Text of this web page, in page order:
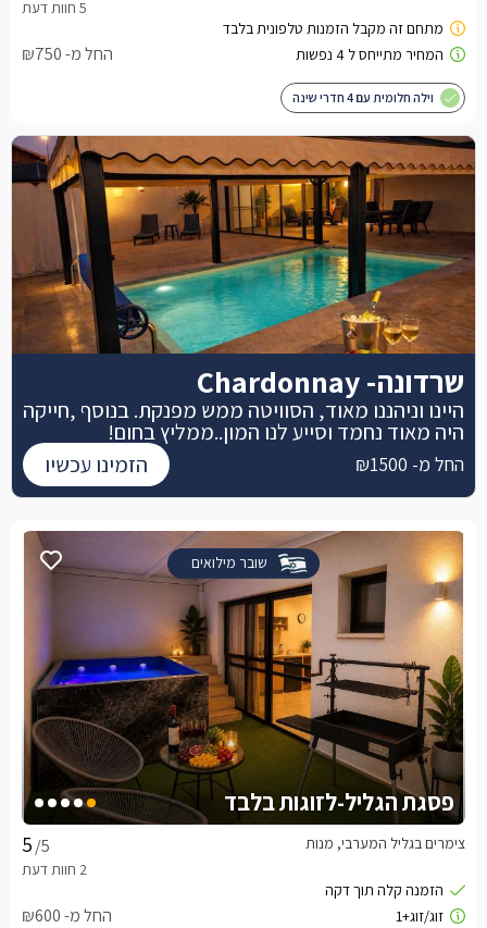
החל מ- ₪750
וילה חלומית עם 4 חדרי שינה
שובר מילואים
פסגת הגליל-לזוגות בלבד
/5 צימרים בגליל המערבי, מנות
החל מ- ₪600
שרדונה- Chardonnay
היינו וניהננו מאוד, הסוויטה ממש מפנקת. בנוסף ,חייקה
היה מאוד נחמד וסייע לנו המון..ממליץ בחום!
החל מ- ₪1500 הזמינו עכשיו